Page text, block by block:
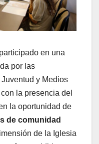
en una
por las
y Medios
la presencia del
la oportunidad de
de comunidad
de la Iglesia